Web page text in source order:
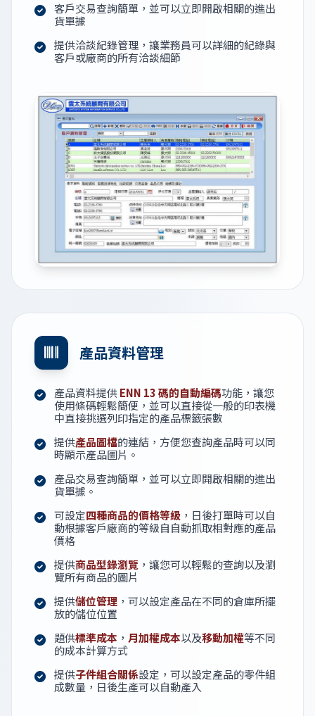
客戶交易查詢簡單，並可以立即開啟相關的進出
貨單據
提供洽談紀錄管理，讓業務員可以詳細的紀錄與
客戶或廠商的所有洽談細節
產品資料管理
產品資料提供ENN 13 碼的自動編碼功能，讓您
使用條碼輕鬆簡便，並可以直接從一般的印表機
中直接挑選列印指定的產品標籤張數
提供產品圖檔的連結，方便您查詢產品時可以同
時顯示產品圖片。
產品交易查詢簡單，並可以立即開啟相關的進出
貨單據。
可設定四種商品的價格等級 ，日後打單時可以自
動根據客戶廠商的等級自自動抓取相對應的產品
價格
提供商品型錄瀏覽 ，讓您可以輕鬆的查詢以及瀏
覽所有商品的圖片
提供儲位管理 ，可以設定產品在不同的倉庫所擺
放的儲位位置
題供標準成本 ， 月加權成本以及移動加權等不同
的成本計算方式
提供子件組合關係設定，可以設定產品的零件組
成數量，日後生產可以自動產入